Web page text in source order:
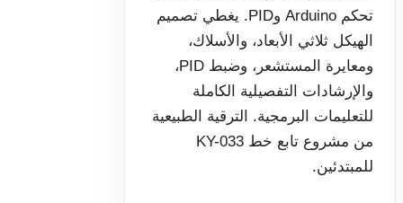
تحكم Arduino وPID. يغطي تصميم
الهيكل ثلاثي الأبعاد، والأسلاك،
ومعايرة المستشعر، وضبط PID،
والإرشادات التفصيلية الكاملة
للتعليمات البرمجية. الترقية الطبيعية
من مشروع تابع خط KY-033
للمبتدئين.